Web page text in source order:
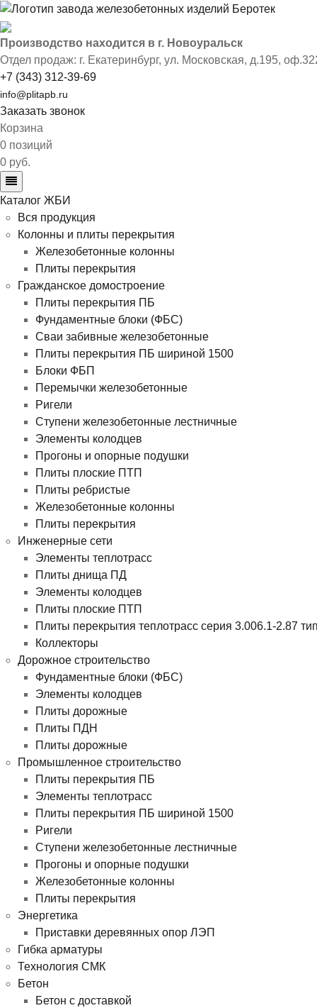
Производство находится в г. Новоуральск
Отдел продаж: г. Екатеринбург, ул. Московская, д.195,
+7 (343) 312-39-69
info@plitapb.ru
Заказать звонок
Корзина
0 позиций
0 руб.
Каталог ЖБИ
Вся продукция
Колонны и плиты перекрытия
Железобетонные колонны
Плиты перекрытия
Гражданское домостроение
Плиты перекрытия ПБ
Фундаментные блоки (ФБС)
Сваи забивные железобетонные
Плиты перекрытия ПБ шириной 1500
Блоки ФБП
Перемычки железобетонные
Ригели
Ступени железобетонные лестничные
Элементы колодцев
Прогоны и опорные подушки
Плиты плоские ПТП
Плиты ребристые
Железобетонные колонны
Плиты перекрытия
Инженерные сети
Элементы теплотрасс
Плиты днища ПД
Элементы колодцев
Плиты плоские ПТП
Плиты перекрытия теплотрасс серия 3.006.1-2.87
Коллекторы
Дорожное строительство
Фундаментные блоки (ФБС)
Элементы колодцев
Плиты дорожные
Плиты ПДН
Плиты дорожные
Промышленное строительство
Плиты перекрытия ПБ
Элементы теплотрасс
Плиты перекрытия ПБ шириной 1500
Ригели
Ступени железобетонные лестничные
Прогоны и опорные подушки
Железобетонные колонны
Плиты перекрытия
Энергетика
Приставки деревянных опор ЛЭП
Гибка арматуры
Технология СМК
Бетон
Бетон с доставкой